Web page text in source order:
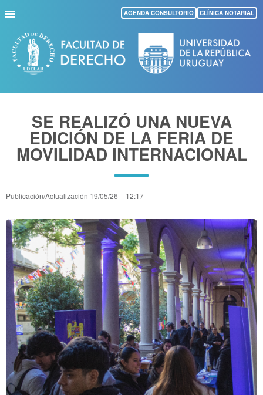
Pasar
al
contenido
principal
AGENDA CONSULTORIO CLÍNICA NOTARIAL
SE REALIZÓ UNA NUEVA
EDICIÓN DE LA FERIA DE
MOVILIDAD INTERNACIONAL
Publicación/Actualización 19/05/26 – 12:17